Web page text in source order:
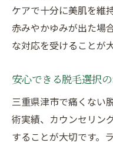
ケアで十分に美肌を維
赤みやかゆみが出た場
な対応を受けることが
安心できる脱毛選択
三重県津市で痛くない
術実績、カウンセリン
することが大切です。